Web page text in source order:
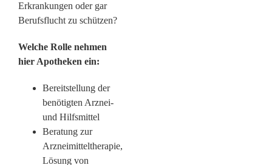
Erkrankungen oder gar
Berufsflucht zu schützen?
Welche Rolle nehmen
hier Apotheken ein:
Bereitstellung der
benötigten Arznei-
und Hilfsmittel
Beratung zur
Arzneimitteltherapie,
Lösung von